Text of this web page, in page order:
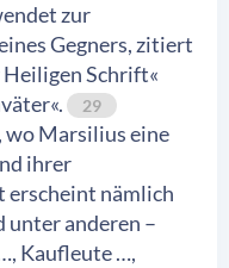
zur
Gegners, zitiert
Heiligen Schrift«
29
Marsilius eine
ihrer
nämlich
unter anderen –
Kaufleute …,